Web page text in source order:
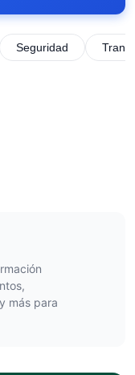
Seguridad
más para